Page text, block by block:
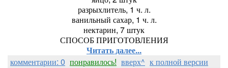
разрыхлитель, 1 ч. л.
ванильный сахар, 1 ч. л.
нектарин, 7 штук
СПОСОБ ПРИГОТОВЛЕНИЯ
Читать далее...
комментарии: 0 понравилось! вверх^ к полной версии